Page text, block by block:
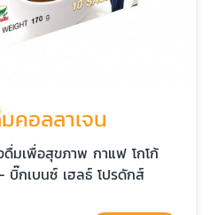
คอลลาเจน
มเพื่อสุขภาพ กาแฟ โกโก้
กเบนซ์ เฮลธ์ โปรดักส์